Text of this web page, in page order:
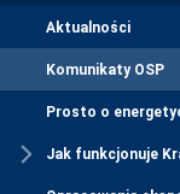
Aktualności
Komunikaty OSP
Prosto o
Jak funkcjonuje